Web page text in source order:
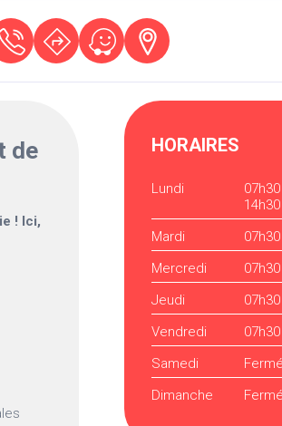
de
! Ici,
HORAIRES
Lundi
Mardi
Mercredi
Jeudi
Vendredi
Samedi
Fermé
Dimanche
Fermé